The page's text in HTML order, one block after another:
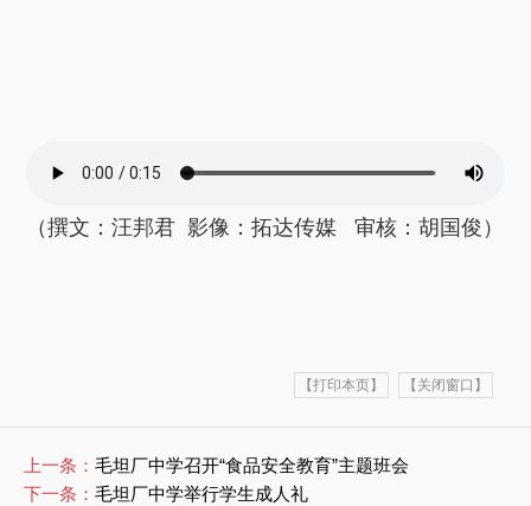
（撰文：汪邦君 影像：拓达传媒 审核：胡国俊）
【打印本页】 【关闭窗口】
上一条： 毛坦厂中学召开“食品安全教育”主题班会
下一条： 毛坦厂中学举行学生成人礼